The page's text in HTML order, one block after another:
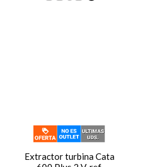
Extractor turbina Cata